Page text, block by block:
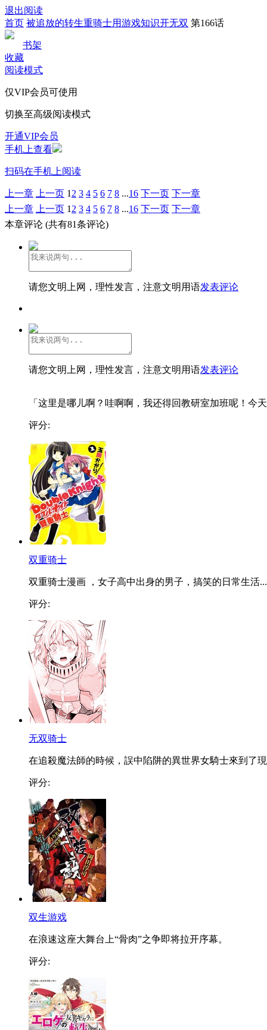
退出阅读
首页 被追放的转生重骑士用游戏知识开无双 第166话
书架
收藏
阅读模式
仅VIP会员可使用
切换至高级阅读模式
开通VIP会员
手机上查看
扫码在手机上阅读
上一章 上一页 1 2 3 4 5 6 7 8 ...16 下一页 下一章
上一章
上一页 1 2 3 4 5 6 7 8 ...16 下一页 下一章
本章评论 (共有81条评论)
请您文明上网，理性发言，注意文明用语发表评论
请您文明上网，理性发言，注意文明用语发表评论
「这里是哪儿啊？哇啊啊，我还得回教研室加班呢！今
评分:
双重骑士
双重骑士漫画 ，女子高中出身的男子，搞笑的日常生活...
评分:
无双骑士
在追殺魔法師的時候，誤中陷阱的異世界女騎士來到了
评分:
双生游戏
在浪速这座大舞台上“骨肉”之争即将拉开序幕。
评分: